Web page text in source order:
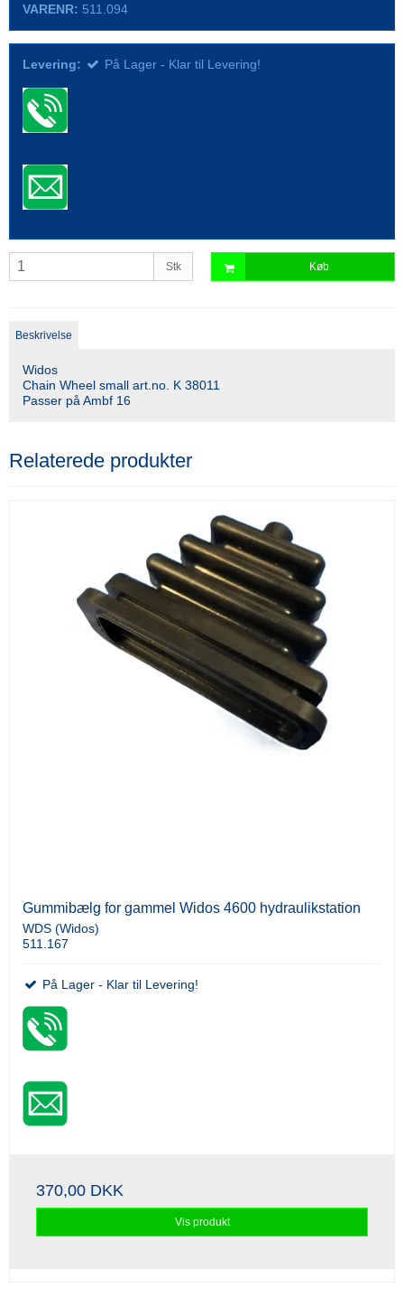
VARENR: 511.094
Levering: På Lager - Klar til Levering!
Stk Køb
Beskrivelse
Widos
Chain Wheel small art.no. K 38011
Passer på Ambf 16
Relaterede produkter
Gummibælg for gammel Widos 4600 hydraulikstation
WDS (Widos)
511.167
På Lager - Klar til Levering!
370,00 DKK
Vis produkt